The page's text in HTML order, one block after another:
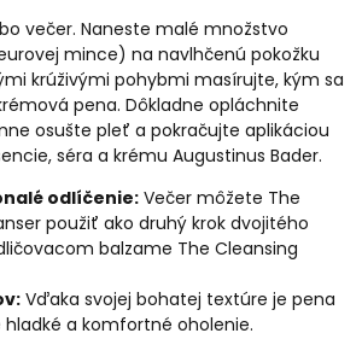
večer. Naneste malé množstvo
mince) na navlhčenú pokožku
krúživými pohybmi masírujte, kým sa
pena. Dôkladne opláchnite
osušte pleť a pokračujte aplikáciou
séra a krému Augustinus Bader.
odlíčenie: Večer môžete The
použiť ako druhý krok dvojitého
balzame The Cleansing
Vďaka svojej bohatej textúre je pena
hladké a komfortné oholenie.